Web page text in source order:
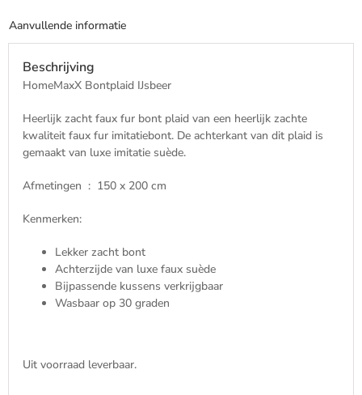
Aanvullende informatie
Beschrijving
HomeMaxX Bontplaid IJsbeer
Heerlijk zacht faux fur bont plaid van een heerlijk zachte
kwaliteit faux fur imitatiebont. De achterkant van dit plaid is
gemaakt van luxe imitatie suède.
Afmetingen : 150 x 200 cm
Kenmerken:
Lekker zacht bont
Achterzijde van luxe faux suède
Bijpassende kussens verkrijgbaar
Wasbaar op 30 graden
Uit voorraad leverbaar.